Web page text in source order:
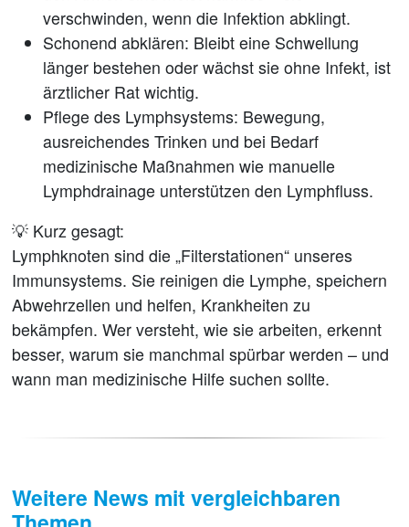
verschwinden, wenn die Infektion abklingt.
Schonend abklären: Bleibt eine Schwellung
länger bestehen oder wächst sie ohne Infekt, ist
ärztlicher Rat wichtig.
Pflege des Lymphsystems: Bewegung,
ausreichendes Trinken und bei Bedarf
medizinische Maßnahmen wie manuelle
Lymphdrainage unterstützen den Lymphfluss.
💡 Kurz gesagt:
Lymphknoten sind die „Filterstationen“ unseres
Immunsystems. Sie reinigen die Lymphe, speichern
Abwehrzellen und helfen, Krankheiten zu
bekämpfen. Wer versteht, wie sie arbeiten, erkennt
besser, warum sie manchmal spürbar werden – und
wann man medizinische Hilfe suchen sollte.
Weitere News mit vergleichbaren